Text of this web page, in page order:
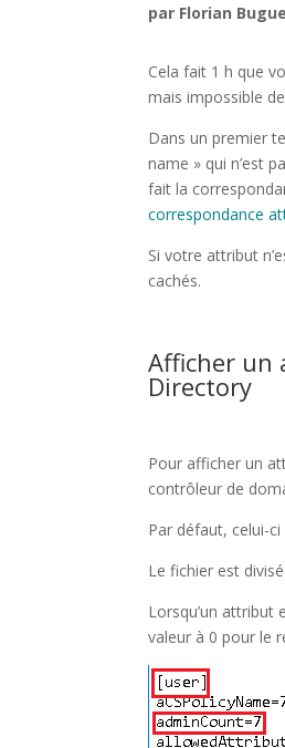
par Florian
Cela fait 1 h que
mais impossible
Dans un premier
name » qui n’est
fait la
correspondance
Si votre attribut
cachés.
Afficher un
Directory
Pour afficher un
contrôleur de
Par défaut, celui-
Le fichier est
Lorsqu’un attribut
valeur à 0 pour le